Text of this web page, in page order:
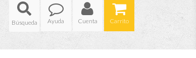
Ayuda
Cuenta Carrito